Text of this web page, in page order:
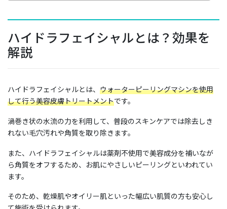
ハイドラフェイシャルとは？効果を
解説
ハイドラフェイシャルとは、 ウォーターピーリングマシンを使用
して行う美容皮膚トリートメントです。
渦巻き状の水流の力を利用して、普段のスキンケアでは除去しき
れない毛穴汚れや角質を取り除きます。
また、ハイドラフェイシャルは薬剤不使用で美容成分を補いなが
ら角質をオフするため、お肌にやさしいピーリングといわれてい
ます。
そのため、乾燥肌やオイリー肌といった幅広い肌質の方も安心し